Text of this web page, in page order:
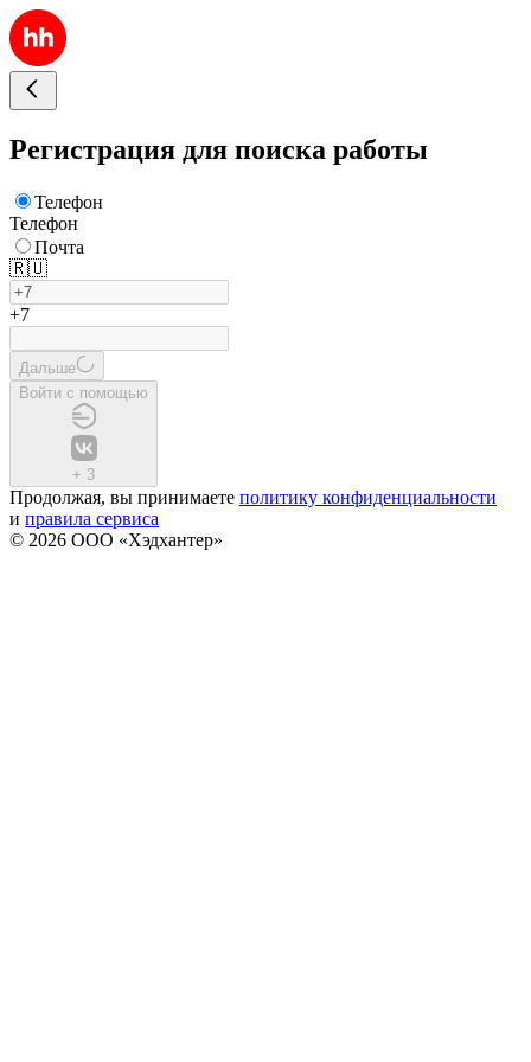
Регистрация для поиска работы
Телефон
Телефон
Почта
🇷🇺
+7
Дальше
Войти с помощью
+ 3
Продолжая, вы принимаете политику конфиденциальности
и правила сервиса
© 2026 ООО «Хэдхантер»